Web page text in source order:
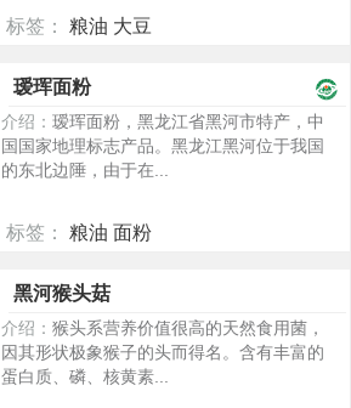
标签： 粮油 大豆
瑷珲面粉
介绍： 瑷珲面粉，黑龙江省黑河市特产，中
国国家地理标志产品。黑龙江黑河位于我国
的东北边陲，由于在...
标签： 粮油 面粉
黑河猴头菇
介绍： 猴头系营养价值很高的天然食用菌，
因其形状极象猴子的头而得名。含有丰富的
蛋白质、磷、核黄素...